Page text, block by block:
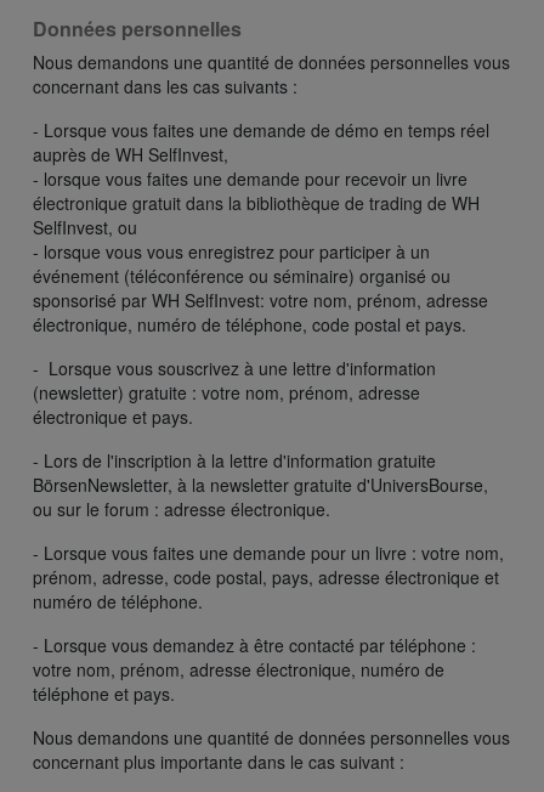
Données personnelles
Nous demandons une quantité de données personnelles vous
concernant dans les cas suivants :
- Lorsque vous faites une demande de démo en temps réel
auprès de WH SelfInvest,
- lorsque vous faites une demande pour recevoir un livre
électronique gratuit dans la bibliothèque de trading de WH
SelfInvest, ou
- lorsque vous vous enregistrez pour participer à un
événement (téléconférence ou séminaire) organisé ou
sponsorisé par WH SelfInvest: votre nom, prénom, adresse
électronique, numéro de téléphone, code postal et pays.
- Lorsque vous souscrivez à une lettre d'information
(newsletter) gratuite : votre nom, prénom, adresse
électronique et pays.
- Lors de l'inscription à la lettre d'information gratuite
BörsenNewsletter, à la newsletter gratuite d'UniversBourse,
ou sur le forum : adresse électronique.
- Lorsque vous faites une demande pour un livre : votre nom,
prénom, adresse, code postal, pays, adresse électronique et
numéro de téléphone.
- Lorsque vous demandez à être contacté par téléphone :
votre nom, prénom, adresse électronique, numéro de
téléphone et pays.
Nous demandons une quantité de données personnelles vous
concernant plus importante dans le cas suivant :